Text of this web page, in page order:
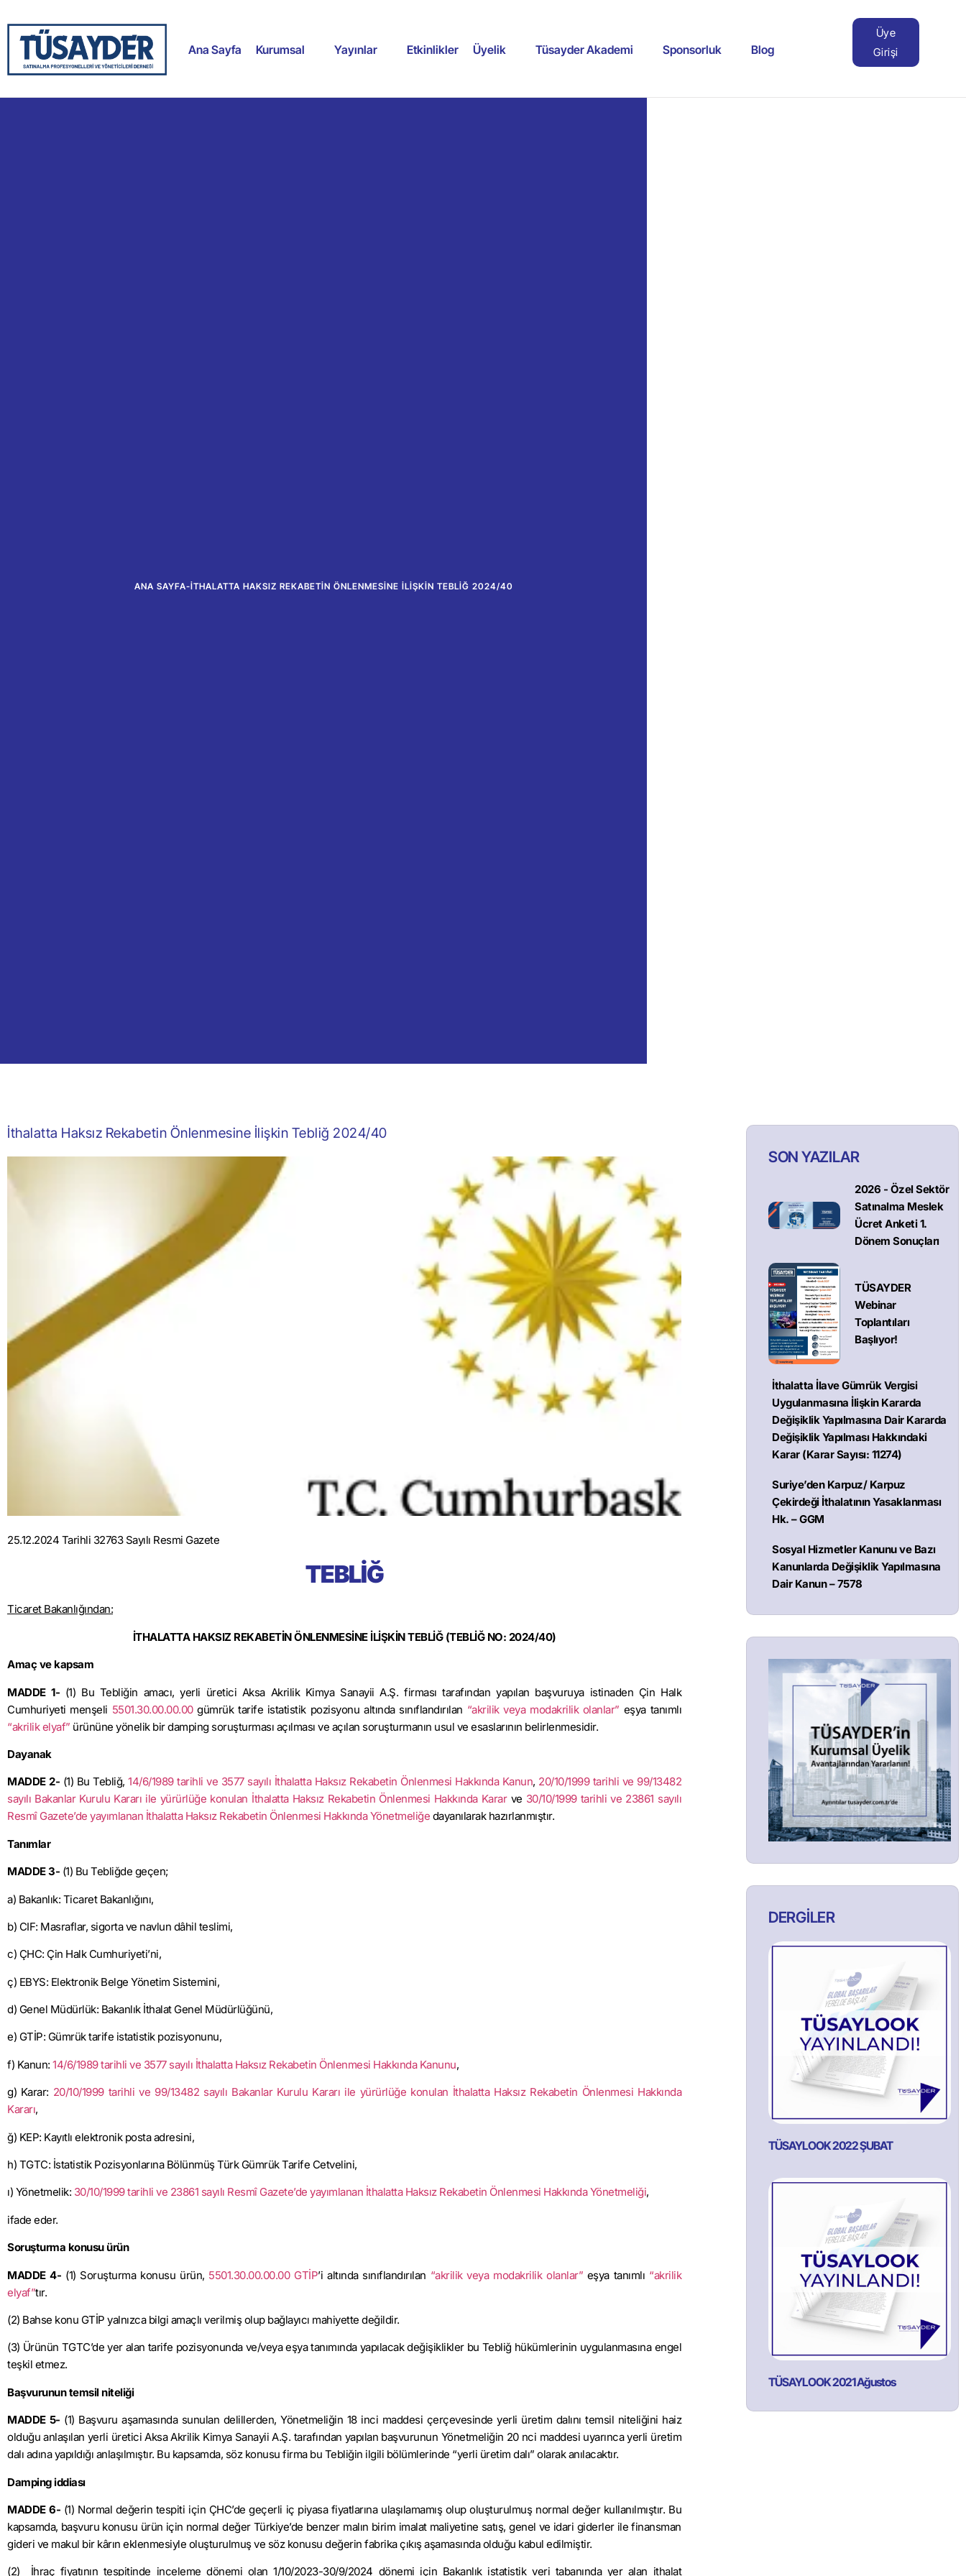
Ana Sayfa Kurumsal Yayınlar Etkinlikler Üyelik Tüsayder Akademi Sponsorluk Blog
Üye
Girişi
ANA SAYFA-İTHALATTA HAKSIZ REKABETIN ÖNLENMESINE İLIŞKIN TEBLIĞ 2024/40
İthalatta Haksız Rekabetin Önlenmesine İlişkin Tebliğ 2024/40
25.12.2024 Tarihli 32763 Sayılı Resmi Gazete
TEBLİĞ
Ticaret Bakanlığından:
İTHALATTA HAKSIZ REKABETİN ÖNLENMESİNE İLİŞKİN TEBLİĞ (TEBLİĞ NO: 2024/40)
Amaç ve kapsam
MADDE 1- (1) Bu Tebliğin amacı, yerli üretici Aksa Akrilik Kimya Sanayii A.Ş. firması tarafından yapılan başvuruya istinaden Çin Halk
Cumhuriyeti menşeli 5501.30.00.00.00gümrük tarife istatistik pozisyonu altında sınıflandırılan “akrilik veya modakrilik olanlar” eşya tanımlı
“akrilik elyaf” ürününe yönelik bir damping soruşturması açılması ve açılan soruşturmanın usul ve esaslarının belirlenmesidir.
Dayanak
MADDE 2- (1) Bu Tebliğ, 14/6/1989 tarihli ve 3577 sayılı İthalatta Haksız Rekabetin Önlenmesi Hakkında Kanun, 20/10/1999 tarihli ve 99/13482
sayılı Bakanlar Kurulu Kararı ile yürürlüğe konulan İthalatta Haksız Rekabetin Önlenmesi Hakkında Kararve 30/10/1999 tarihli ve 23861 sayılı
Resmî Gazete’de yayımlanan İthalatta Haksız Rekabetin Önlenmesi Hakkında Yönetmeliğe dayanılarak hazırlanmıştır.
Tanımlar
MADDE 3- (1) Bu Tebliğde geçen;
a) Bakanlık: Ticaret Bakanlığını,
b) CIF: Masraflar, sigorta ve navlun dâhil teslimi,
c) ÇHC: Çin Halk Cumhuriyeti’ni,
ç) EBYS: Elektronik Belge Yönetim Sistemini,
d) Genel Müdürlük: Bakanlık İthalat Genel Müdürlüğünü,
e) GTİP: Gümrük tarife istatistik pozisyonunu,
f) Kanun: 14/6/1989 tarihli ve 3577 sayılı İthalatta Haksız Rekabetin Önlenmesi Hakkında Kanunu,
g) Karar: 20/10/1999 tarihli ve 99/13482 sayılı Bakanlar Kurulu Kararı ile yürürlüğe konulan İthalatta Haksız Rekabetin Önlenmesi Hakkında
Kararı,
ğ) KEP: Kayıtlı elektronik posta adresini,
h) TGTC: İstatistik Pozisyonlarına Bölünmüş Türk Gümrük Tarife Cetvelini,
ı) Yönetmelik: 30/10/1999 tarihli ve 23861 sayılı Resmî Gazete’de yayımlanan İthalatta Haksız Rekabetin Önlenmesi Hakkında Yönetmeliği,
ifade eder.
Soruşturma konusu ürün
MADDE 4- (1) Soruşturma konusu ürün, 5501.30.00.00.00 GTİP’i altında sınıflandırılan “akrilik veya modakrilik olanlar” eşya tanımlı “akrilik
elyaf”tır.
(2) Bahse konu GTİP yalnızca bilgi amaçlı verilmiş olup bağlayıcı mahiyette değildir.
(3) Ürünün TGTC’de yer alan tarife pozisyonunda ve/veya eşya tanımında yapılacak değişiklikler bu Tebliğ hükümlerinin uygulanmasına engel
teşkil etmez.
Başvurunun temsil niteliği
MADDE 5- (1) Başvuru aşamasında sunulan delillerden, Yönetmeliğin 18 inci maddesi çerçevesinde yerli üretim dalını temsil niteliğini haiz
olduğu anlaşılan yerli üretici Aksa Akrilik Kimya Sanayii A.Ş. tarafından yapılan başvurunun Yönetmeliğin 20 nci maddesi uyarınca yerli üretim
dalı adına yapıldığı anlaşılmıştır. Bu kapsamda, söz konusu firma bu Tebliğin ilgili bölümlerinde “yerli üretim dalı” olarak anılacaktır.
Damping iddiası
MADDE 6- (1) Normal değerin tespiti için ÇHC’de geçerli iç piyasa fiyatlarına ulaşılamamış olup oluşturulmuş normal değer kullanılmıştır. Bu
kapsamda, başvuru konusu ürün için normal değer Türkiye’de benzer malın birim imalat maliyetine satış, genel ve idari giderler ile finansman
gideri ve makul bir kârın eklenmesiyle oluşturulmuş ve söz konusu değerin fabrika çıkış aşamasında olduğu kabul edilmiştir.
(2) İhraç fiyatının tespitinde inceleme dönemi olan 1/10/2023-30/9/2024 dönemi için Bakanlık istatistik veri tabanında yer alan ithalat
SON YAZILAR
2026 - Özel Sektör
Satınalma Meslek
Ücret Anketi 1.
Dönem Sonuçları
TÜSAYDER
Webinar
Toplantıları
Başlıyor!
İthalatta İlave Gümrük Vergisi
Uygulanmasına İlişkin Kararda
Değişiklik Yapılmasına Dair Kararda
Değişiklik Yapılması Hakkındaki
Karar (Karar Sayısı: 11274)
Suriye’den Karpuz/ Karpuz
Çekirdeği İthalatının Yasaklanması
Hk. – GGM
Sosyal Hizmetler Kanunu ve Bazı
Kanunlarda Değişiklik Yapılmasına
Dair Kanun – 7578
DERGİLER
TÜSAYLOOK 2022 ŞUBAT
TÜSAYLOOK 2021 Ağustos